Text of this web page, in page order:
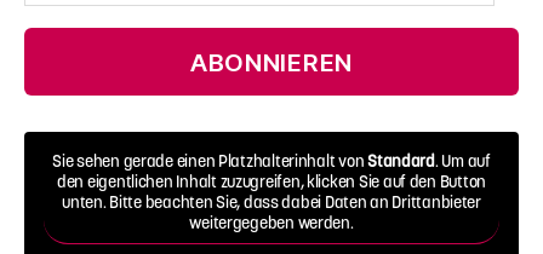
ABONNIEREN
Sie sehen gerade einen Platzhalterinhalt vonStandard. Um auf
den eigentlichen Inhalt zuzugreifen, klicken Sie auf den Button
unten. Bitte beachten Sie, dass dabei Daten an Drittanbieter
weitergegeben werden.